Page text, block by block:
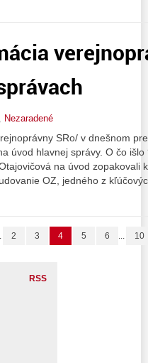
, Nezaradené
SRo/ v dnešnom
úvod hlavnej správy. O čo
na úvod zopakovali
OZ, jedného z
2 3 4 5 6 ... 10
RSS